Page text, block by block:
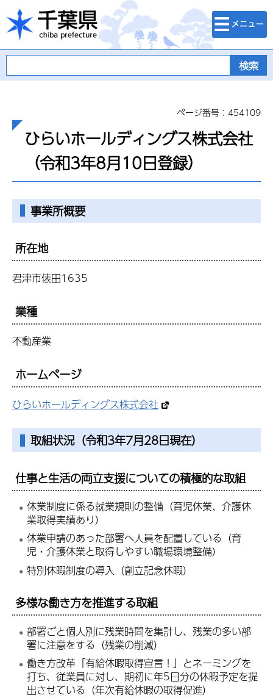
千葉県
検索・メニュ
ー
ページ番号：454109
ひらいホールディングス株式会社
（令和3年8月10日登録）
事業所概要
所在地
君津市俵田1635
業種
不動産業
ホームページ
ひらいホールディングス株式会社
取組状況（令和3年7月28日現在）
仕事と生活の両立支援についての積極的な取組
休業制度に係る就業規則の整備（育児休業、介護休
業取得実績あり）
休業申請のあった部署へ人員を配置している（育
児・介護休業と取得しやすい職場環境整備）
特別休暇制度の導入（創立記念休暇）
多様な働き方を推進する取組
部署ごと個人別に残業時間を集計し、残業の多い部
署に注意をする（残業の削減）
働き方改革「有給休暇取得宣言！」とネーミングを
打ち、従業員に対し、期初に年5日分の休暇予定を提
出させている（年次有給休暇の取得促進）